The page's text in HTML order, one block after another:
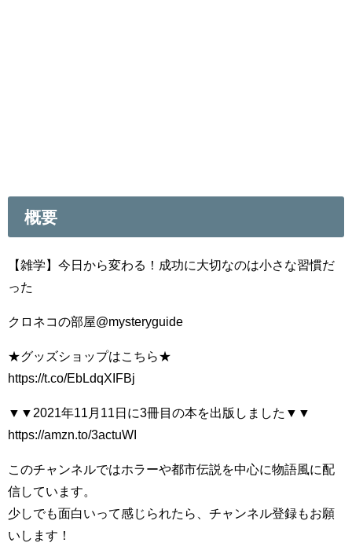
概要
【雑学】今日から変わる！成功に大切なのは小さな習慣だ
った
クロネコの部屋@mysteryguide
★グッズショップはこちら★
https://t.co/EbLdqXIFBj
▼▼2021年11月11日に3冊目の本を出版しました▼▼
https://amzn.to/3actuWI
このチャンネルではホラーや都市伝説を中心に物語風に配
信しています。
少しでも面白いって感じられたら、チャンネル登録もお願
いします！